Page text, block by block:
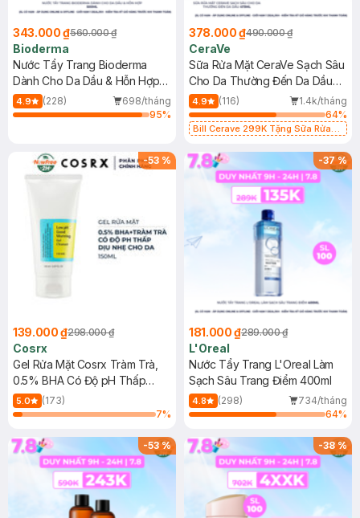
343.000 ₫560.000 ₫
Bioderma
Nước Tẩy Trang Bioderma
Dành Cho Da Dầu & Hỗn Hợp
500ml
4.9 (228)
698/tháng
95%
378.000 ₫490.000 ₫
CeraVe
Sữa Rửa Mặt CeraVe Sạch Sâu
Cho Da Thường Đến Da Dầu
473ml
4.9 (116)
1.4k/tháng
64%
Bill Cerave 299K Tặng Sữa Rửa
-53 %
139.000 ₫298.000 ₫
Cosrx
Gel Rửa Mặt Cosrx Tràm Trà,
0.5% BHA Có Độ pH Thấp
150ml
5.0
(173)
7%
-37%
181.000 ₫289.000 ₫
L'Oreal
Nước Tẩy Trang L'Oreal Làm
Sạch Sâu Trang Điểm 400ml
4.8 (298)
734/tháng
64%
-53% -38%